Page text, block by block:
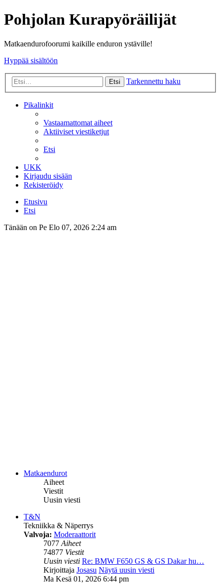
Pohjolan Kurapyöräilijät
Matkaendurofoorumi kaikille enduron ystäville!
Hyppää sisältöön
Etsi Tarkennettu haku
Pikalinkit
Vastaamattomat aiheet
Aktiiviset viestiketjut
Etsi
UKK
Kirjaudu sisään
Rekisteröidy
Etusivu
Etsi
Tänään on Pe Elo 07, 2026 2:24 am
Matkaendurot
Aiheet
Viestit
Uusin viesti
T&N
Tekniikka & Näperrys
Valvoja: Moderaattorit
7077Aiheet
74877 Viestit
Uusin viesti Re: BMW F650 GS & GS Dakar hu…
Kirjoittaja Josasu Näytä uusin viesti
Ma Kesä 01, 2026 6:44 pm